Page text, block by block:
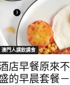
澳門人講飲講食
店早餐原來
的早晨套餐